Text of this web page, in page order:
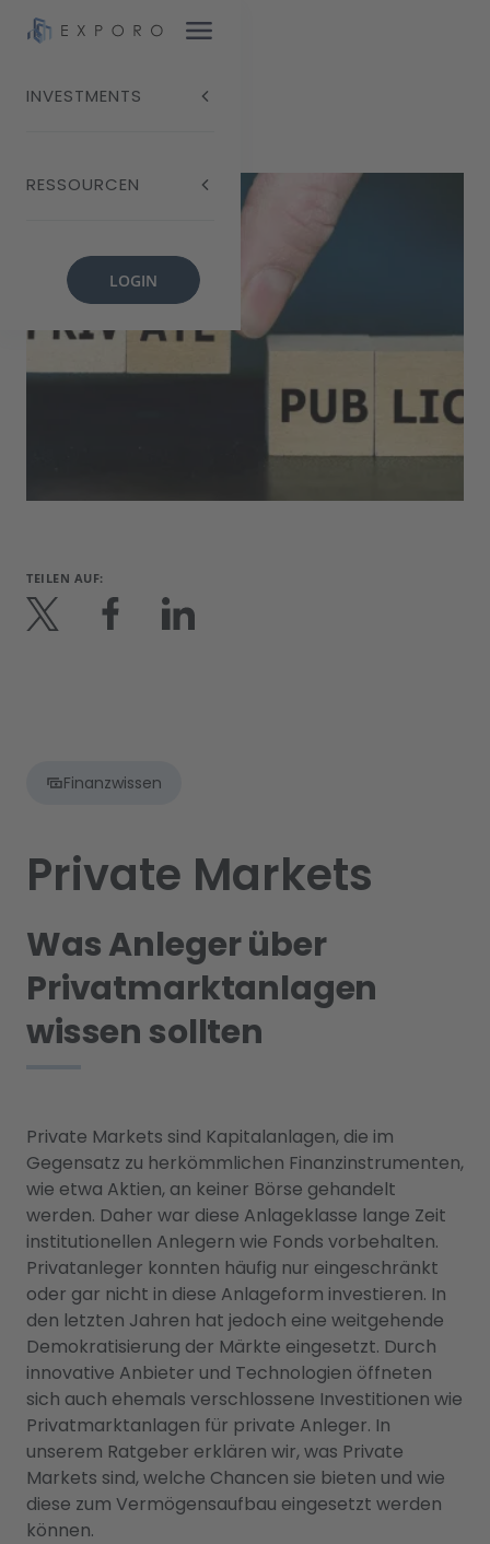
INVESTMENTS
RESSOURCEN
LOGIN
TEILEN AUF:
Finanzwissen
Private Markets
Was Anleger über
Privatmarktanlagen
wissen sollten
Private Markets sind Kapitalanlagen, die im
Gegensatz zu herkömmlichen Finanzinstrumenten,
wie etwa Aktien, an keiner Börse gehandelt
werden. Daher war diese Anlageklasse lange Zeit
institutionellen Anlegern wie Fonds vorbehalten.
Privatanleger konnten häufig nur eingeschränkt
oder gar nicht in diese Anlageform investieren. In
den letzten Jahren hat jedoch eine weitgehende
Demokratisierung der Märkte eingesetzt. Durch
innovative Anbieter und Technologien öffneten
sich auch ehemals verschlossene Investitionen wie
Privatmarktanlagen für private Anleger. In
unserem Ratgeber erklären wir, was Private
Markets sind, welche Chancen sie bieten und wie
diese zum Vermögensaufbau eingesetzt werden
können.